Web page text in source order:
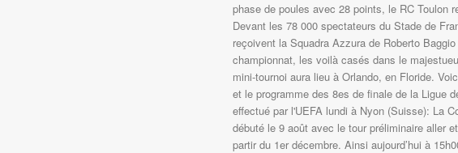
phase de poules avec 28 points, le RC Toulon
Devant les 78 000 spectateurs du Stade de
reçoivent la Squadra Azzura de Roberto
championnat, les voilà casés dans le
mini-tournoi aura lieu à Orlando, en Floride.
et le programme des 8es de finale de la Ligue
effectué par l'UEFA lundi à Nyon (Suisse): La
débuté le 9 août avec le tour préliminaire aller
partir du 1er décembre. Ainsi aujourd’hui à